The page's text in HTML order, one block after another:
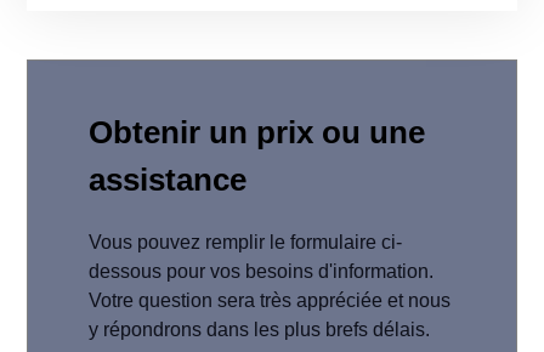
Obtenir un prix ou une
assistance
Vous pouvez remplir le formulaire ci-
dessous pour vos besoins d'information.
Votre question sera très appréciée et nous
y répondrons dans les plus brefs délais.